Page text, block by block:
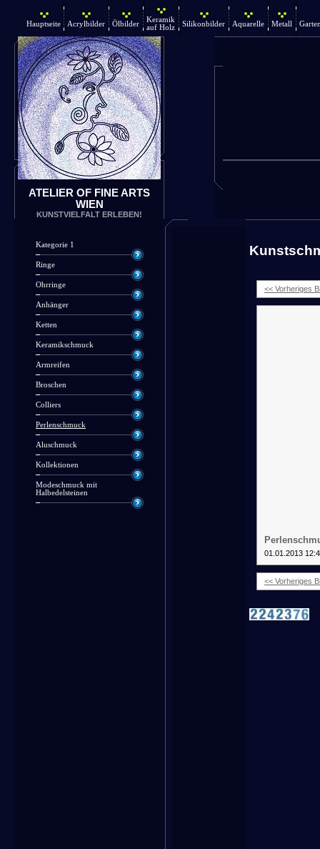
Hauptseite Acrylbilder Ölbilder
Keramik
auf Holz
Silikonbilder Aquarelle Metall
ATELIER OF FINE ARTS
WIEN
KUNSTVIELFALT ERLEBEN!
Kategorie 1
Ringe
Ohrringe
Anhänger
Ketten
Keramikschmuck
Armreifen
Broschen
Colliers
Perlenschmuck
Aluschmuck
Kollektionen
Modeschmuck mit
Halbedelsteinen
<< Vorheriges
01.01.2013
<< Vorheriges